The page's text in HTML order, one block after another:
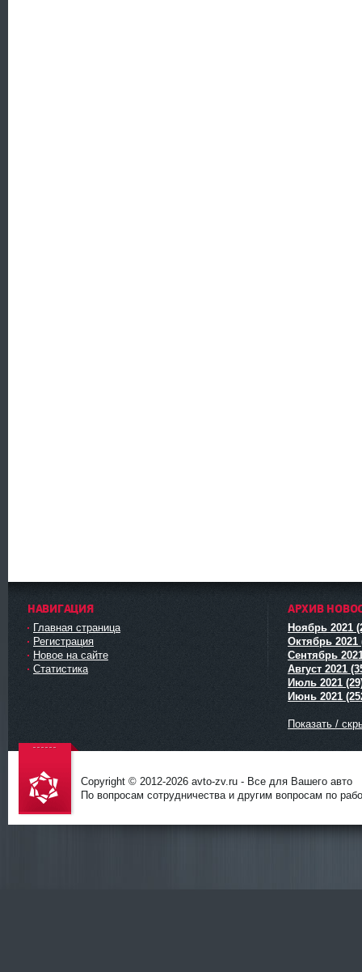
НАВИГАЦИЯ
Главная страница
Регистрация
Новое на сайте
Статистика
АРХИВ
Ноябрь 2021
Октябрь 2021
Сентябрь
Август 2021
Июль 2021
Июнь 2021
Показать /
avto-zv.ru
Copyright © 2012-2026 avto-zv.ru - Все для Вашего авто
По вопросам сотрудничества и другим вопросам по